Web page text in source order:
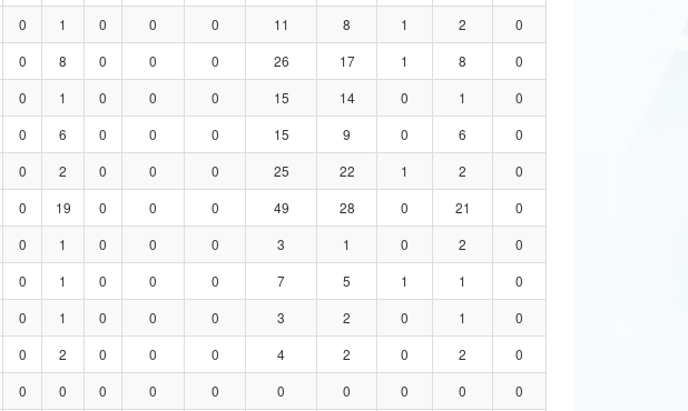
0 1 0 0 0 11 8 1 2
0
0 8 0 0 0 26 17 1 8
0
0 1 0 0 0 15 14 0 1
0
0 6 0 0 0 15 9 0 6
0
0 2 0 0 0 25 22 1 2
0
0 19 0 0 0 49 28 0 21
0
0 1 0 0 0 3 1 0 2
0
0 1 0 0 0 7 5 1 1
0
0 1 0 0 0 3 2 0 1
0
0 2 0 0 0 4 2 0 2
0
0 0 0 0 0 0 0 0 0
0